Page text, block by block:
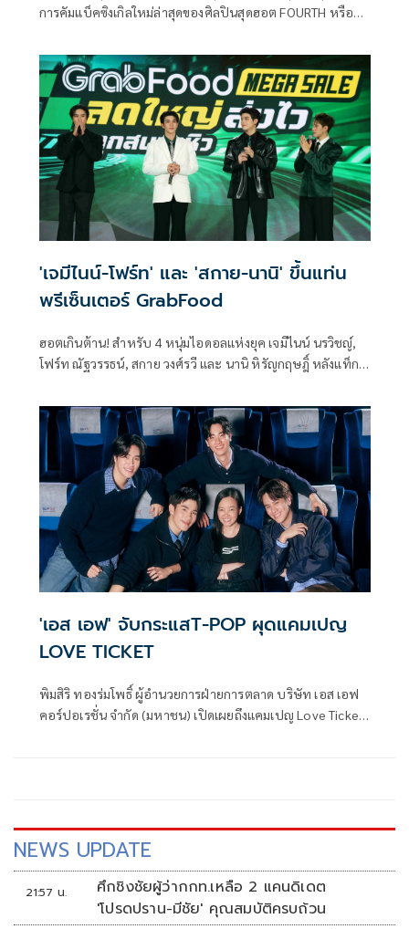
การคัมแบ็คซิงเกิลใหม่ล่าสุดของศิลปินสุดฮอต FOURTH หรือ
เพลงช้าความหมายซึ้งกินใจ ที่ชื่อว่า ซึมซับ (DOUBTLESS) เพลง
ช้าแนว POP ที่เจ้าตัวตั้งใจส่งเพลงนี้ให้เป็นตัวแทนของคำบอก
รัก
'เจมีไนน์-โฟร์ท' และ 'สกาย-นานิ' ขึ้นแท่น
พรีเซ็นเตอร์ GrabFood
ฮอตเกินต้าน! สำหรับ 4 หนุ่มไอดอลแห่งยุค เจมีไนน์ นรวิชญ์,
โฟร์ท ณัฐวรรธน์, สกาย วงศ์รวี และ นานิ หิรัญกฤษฎิ์ หลังแท็ก
พรีเซ็นเตอร์ใหม่ในรอบ 4 ปีของแกร็บฟู้ด ที่จะมาช่วยเสริมทัพ
ความร้อนแรงร่วมกับ เบลล่า ราณี แบรนด์แอมบาสซาเดอร์
ขวัญใจคนไทย
'เอส เอฟ' จับกระแสT-POP ผุดแคมเปญ
LOVE TICKET
พิมสิริ ทองร่มโพธิ์ ผู้อำนวยการฝ่ายการตลาด บริษัท เอส เอฟ
คอร์ปอเรชั่น จำกัด (มหาชน) เปิดเผยถึงแคมเปญ Love Ticket
NEWS UPDATE
21:57 น.
ศึกชิงชัยผู้ว่ากกท.เหลือ 2 แคนดิเดต
'โปรดปราน-มีชัย' คุณสมบัติครบถ้วน